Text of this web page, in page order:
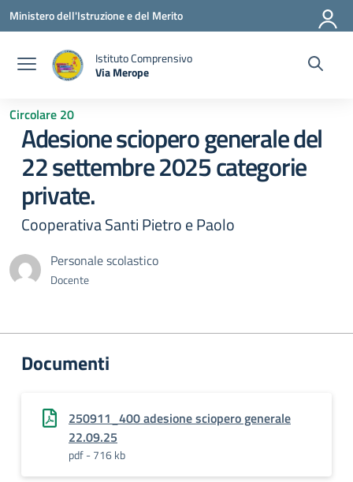
Vai ai contenuti
Vai al menu di navigazione
Vai al footer
Ministero dell'Istruzione e del Merito
Istituto Comprensivo
Via Merope
Circolare 20
Adesione sciopero generale del
22 settembre 2025 categorie
private.
Cooperativa Santi Pietro e Paolo
Personale scolastico
Docente
Documenti
250911_400 adesione sciopero generale
22.09.25
pdf - 716 kb